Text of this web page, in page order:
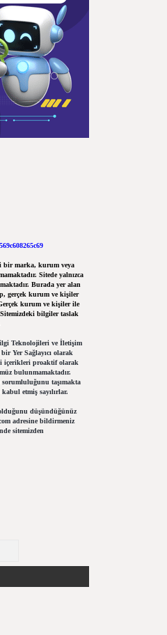
bir marka, kurum veya
Sitede yalnızca
Burada yer alan
gerçek kurum ve kişiler
kurum ve kişiler ile
bilgiler taslak
Teknolojileri ve İletişim
Yer Sağlayıcı olarak
içerikleri proaktif olarak
bulunmamaktadır.
taşımakta
etmiş sayılırlar.
düşündüğünüz
adresine bildirmeniz
sitemizden